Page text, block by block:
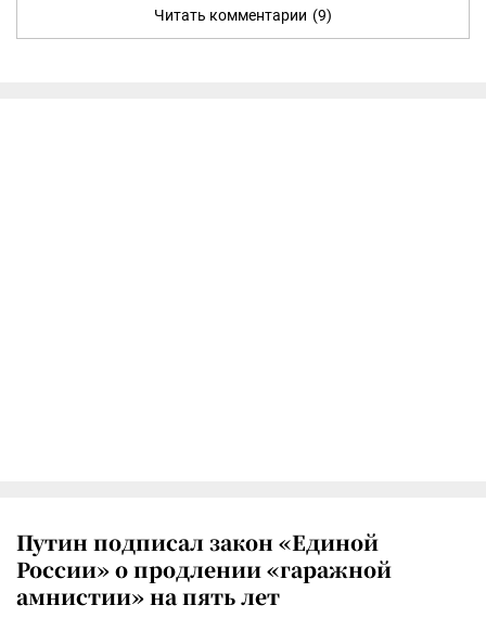
Читать комментарии (9)
Путин подписал закон «Единой
России» о продлении «гаражной
амнистии» на пять лет